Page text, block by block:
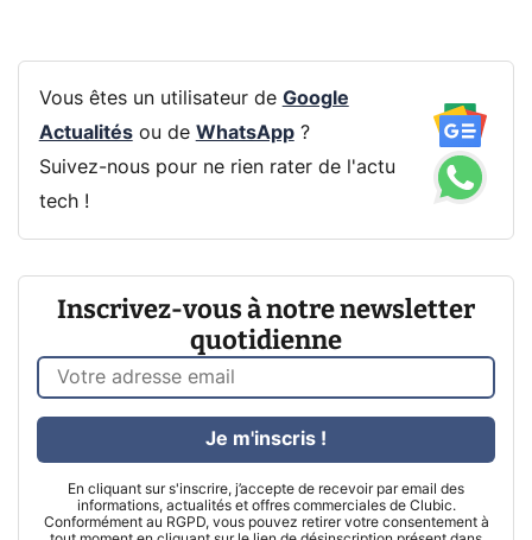
Vous êtes un utilisateur de Google
Actualitésou de WhatsApp?
Suivez-nous pour ne rien rater de l'actu
tech !
Inscrivez-vous à notre newsletter
quotidienne
En cliquant sur s'inscrire, j’accepte de recevoir par email des
informations, actualités et offres commerciales de Clubic.
Conformément au RGPD, vous pouvez retirer votre consentement à
Je m'inscris !